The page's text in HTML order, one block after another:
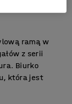
ramą w
z serii
Biurko
która jest